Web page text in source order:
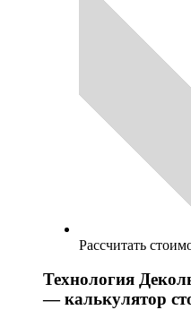
Рассчитать
Технология
— калькулятор